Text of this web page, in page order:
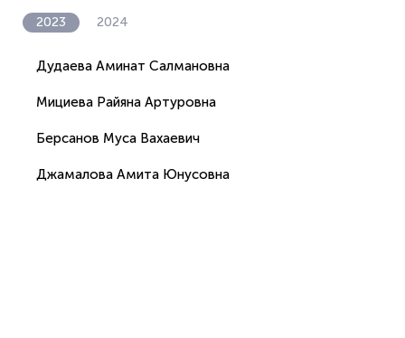
2023 2024
Дудаева Аминат Салмановна
Мициева Райяна Артуровна
Берсанов Муса Вахаевич
Джамалова Амита Юнусовна